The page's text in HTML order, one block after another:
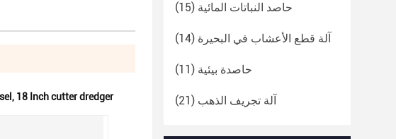
, 18 Inch cutter dredger
حاصد النباتات المائية (15)
آلة قطع الأعشاب في البحيرة (14)
حاصدة بيئية (11)
آلة تجريف الذهب (21)